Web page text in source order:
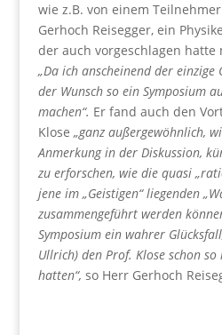
wie z.B. von einem
Gerhoch Reisegger, ein
der auch vorgeschlagen
„Da ich anscheinend der
der Wunsch so ein Symposium
machen“. Er fand auch den
Klose „ganz außergewöhnlich,
Anmerkung in der Diskussion,
zu erforschen, wie die quasi
jene im „Geistigen“ liegenden
zusammengeführt werden
Symposium ein wahrer
Ullrich) den Prof. Klose schon
hatten“, so Herr Gerhoch